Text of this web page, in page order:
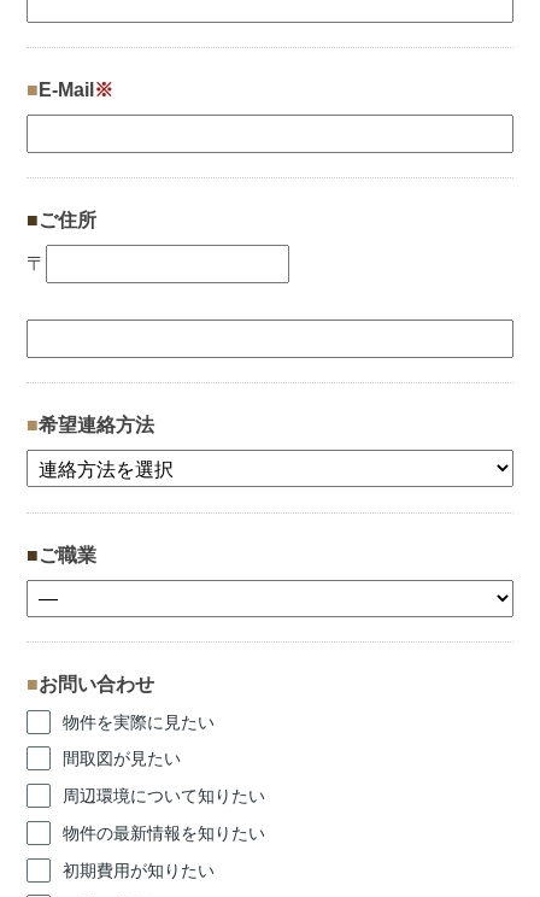
E-Mail ※
ご住所
〒
希望連絡方法
ご職業
お問い合わせ
物件を実際に見たい
間取図が見たい
周辺環境について知りたい
物件の最新情報を知りたい
初期費用が知りたい